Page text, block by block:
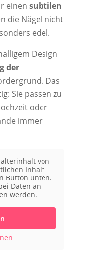
einen subtilen
die Nägel nicht
edel.
Design
der
Das
Sie passen zu
oder
immer
von
Inhalt
Button unten.
Daten an
werden.